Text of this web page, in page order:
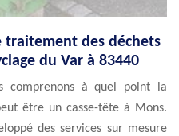
traitement des déchets
du Var à 83440
comprenons à quel point la
être un casse-tête à Mons.
des services sur mesure